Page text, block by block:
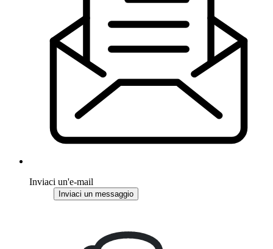
Inviaci un'e-mail
Inviaci un messaggio